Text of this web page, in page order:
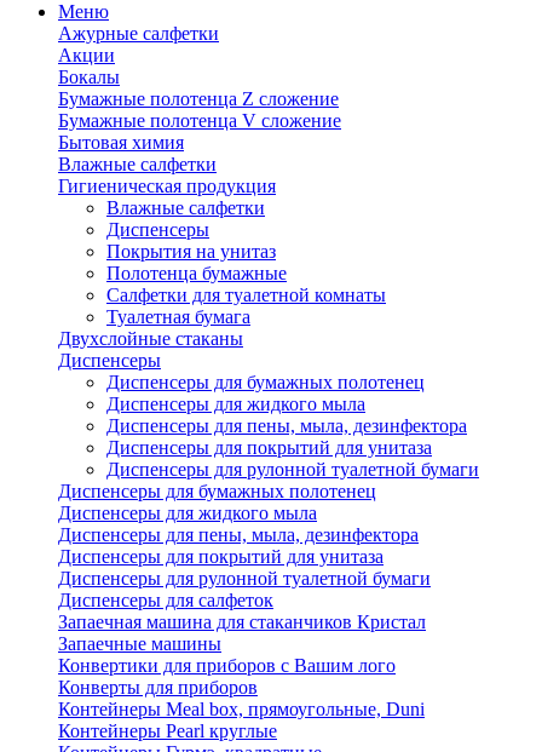
Меню
Ажурные салфетки
Акции
Бокалы
Бумажные полотенца Z сложение
Бумажные полотенца V сложение
Бытовая химия
Влажные салфетки
Гигиеническая продукция
Влажные салфетки
Диспенсеры
Покрытия на унитаз
Полотенца бумажные
Салфетки для туалетной комнаты
Туалетная бумага
Двухслойные стаканы
Диспенсеры
Диспенсеры для бумажных полотенец
Диспенсеры для жидкого мыла
Диспенсеры для пены, мыла, дезинфектора
Диспенсеры для покрытий для унитаза
Диспенсеры для рулонной туалетной бумаги
Диспенсеры для бумажных полотенец
Диспенсеры для жидкого мыла
Диспенсеры для пены, мыла, дезинфектора
Диспенсеры для покрытий для унитаза
Диспенсеры для рулонной туалетной бумаги
Диспенсеры для салфеток
Запаечная машина для стаканчиков Кристал
Запаечные машины
Конвертики для приборов с Вашим лого
Конверты для приборов
Контейнеры Meal box, прямоугольные, Duni
Контейнеры Pearl круглые